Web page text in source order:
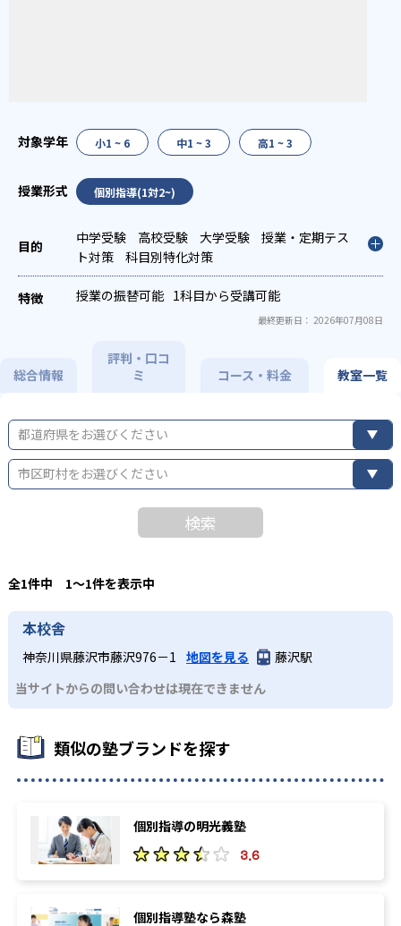
小1 ~ 6 中1 ~ 3 高1 ~ 3
個別指導(1対2~)
中学受験 高校受験 大学受験
授業・定期テス
ト対策
科目別特化対策
授業の振替可能 1科目から受講可能
最終更新日： 2026年07月08日
総合情報
評判・口コ
ミ
コース・料金 教室一覧
都道府県をお選びください
市区町村をお選びください
検索
全1件中 1〜1件を表示中
本校舎
神奈川県藤沢市藤沢976－1 地図を見る
藤沢駅
当サイトからの問い合わせは現在できません
類似の塾ブランドを探す
個別指導の明光義塾
3.6
個別指導塾なら森塾